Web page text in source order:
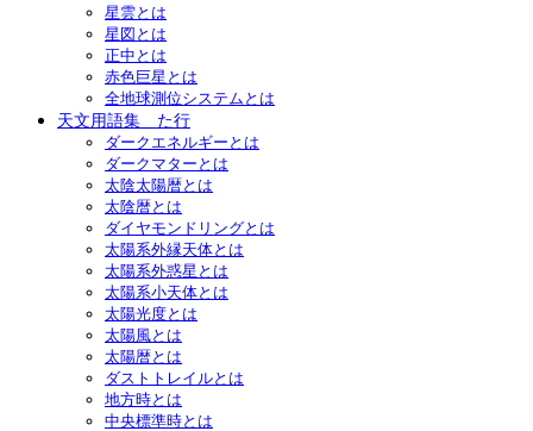
星雲とは
星図とは
正中とは
赤色巨星とは
全地球測位システムとは
天文用語集 た行
ダークエネルギーとは
ダークマターとは
太陰太陽暦とは
太陰暦とは
ダイヤモンドリングとは
太陽系外縁天体とは
太陽系外惑星とは
太陽系小天体とは
太陽光度とは
太陽風とは
太陽暦とは
ダストトレイルとは
地方時とは
中央標準時とは